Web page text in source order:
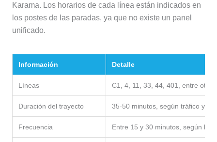
Karama. Los horarios de cada línea están indicados en
los postes de las paradas, ya que no existe un panel
unificado.
Información Detalle
Líneas C1, 4, 11, 33, 44, 401, entre
Duración del trayecto 35-50 minutos, según tráfico y
Frecuencia Entre 15 y 30 minutos, según la